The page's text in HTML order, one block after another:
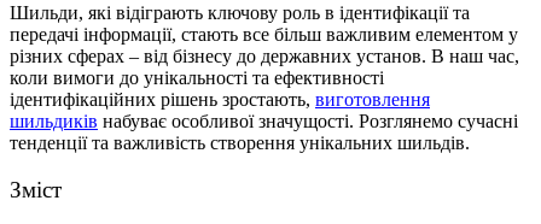
Шильди, які відіграють ключову роль в ідентифікації та
передачі інформації, стають все більш важливим елементом у
різних сферах – від бізнесу до державних установ. В наш час,
коли вимоги до унікальності та ефективності
ідентифікаційних рішень зростають, виготовлення
шильдиків набуває особливої значущості. Розглянемо сучасні
тенденції та важливість створення унікальних шильдів.
Зміст